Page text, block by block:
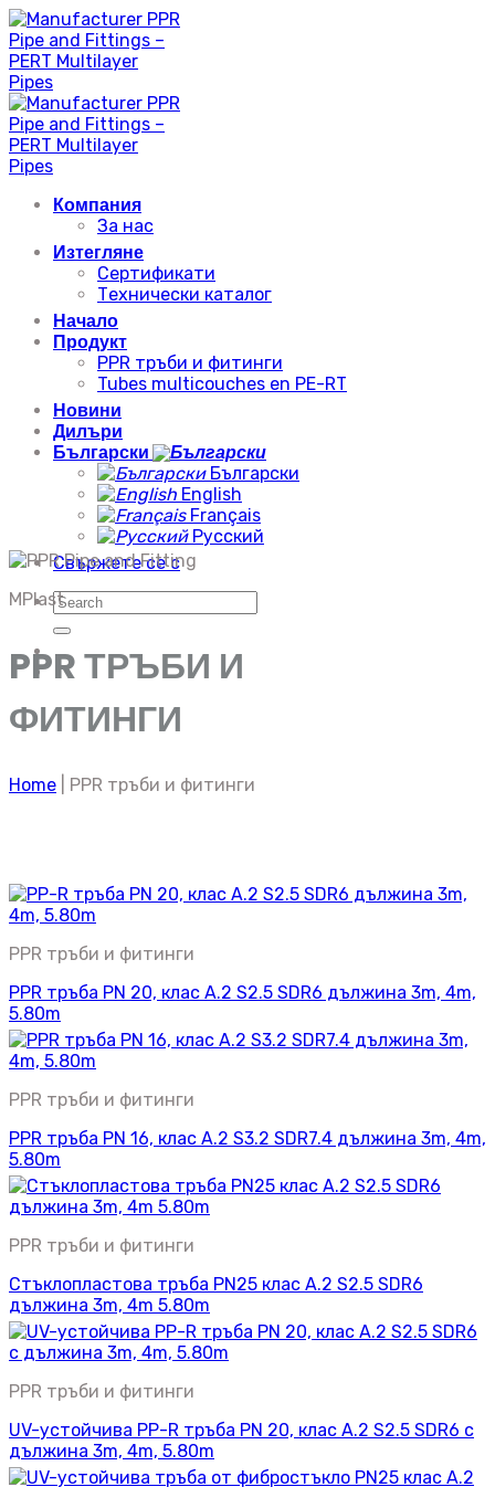
Skip
to
content
Компания
За нас
Изтегляне
Сертификати
Технически каталог
Начало
Продукт
PPR тръби и фитинги
Tubes multicouches en PE-RT
Новини
Дилъри
Български
Български
English
Français
Русский
Свържете се с
Търсене
за:
MPlast
PPR ТРЪБИ И
ФИТИНГИ
Home PPR тръби и фитинги
PPR тръби и фитинги
PPR тръба PN 20, клас A.2 S2.5 SDR6 дължина 3m, 4m,
5.80m
PPR тръби и фитинги
PPR тръба PN 16, клас A.2 S3.2 SDR7.4 дължина 3m, 4m,
5.80m
PPR тръби и фитинги
Стъклопластова тръба PN25 клас A.2 S2.5 SDR6
дължина 3m, 4m 5.80m
PPR тръби и фитинги
UV-устойчива PP-R тръба PN 20, клас A.2 S2.5 SDR6 с
дължина 3m, 4m, 5.80m